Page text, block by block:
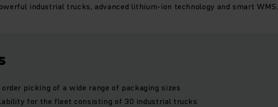
industrial trucks, advanced lithium-ion technology and smart WMS.
order picking of a wide range of packaging sizes
for the fleet consisting of 30 industrial trucks